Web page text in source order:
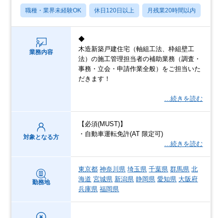
職種・業界未経験OK 休日120日以上 月残業20時間以内
業務内容
◆
木造新築戸建住宅（軸組工法、枠組壁工
法）の施工管理担当者の補助業務（調査・
事務・立会・申請作業全般）をご担当いた
だきます！
…続きを読む
対象となる方
【必須(MUST)】
・自動車運転免許(AT 限定可)
…続きを読む
勤務地
東京都 神奈川県 埼玉県 千葉県 群馬県 北
海道 宮城県 新潟県 静岡県 愛知県 大阪府
兵庫県 福岡県